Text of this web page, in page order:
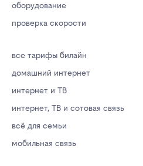
оборудование
проверка скорости
все тарифы билайн
домашний интернет
интернет и ТВ
интернет, ТВ и сотовая связь
всё для семьи
мобильная связь